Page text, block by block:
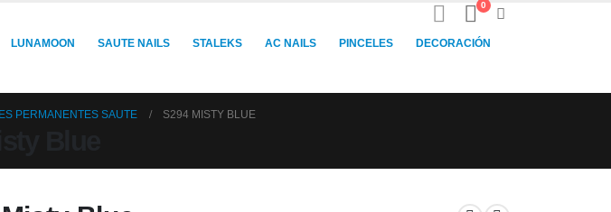
0
LUNAMOON SAUTE NAILS STALEKS AC NAILS PINCELES DECORACIÓN
PERMANENTES SAUTE S294 MISTY BLUE